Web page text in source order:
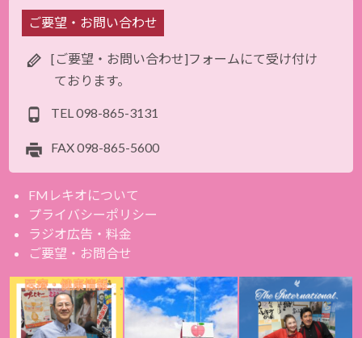
ご要望・お問い合わせ
[ご要望・お問い合わせ]フォームにて受け付け
ております。
TEL098-865-3131
FAX098-865-5600
FMレキオについて
プライバシーポリシー
ラジオ広告・料金
ご要望・お問合せ